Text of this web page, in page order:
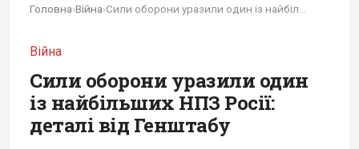
Головна›Війна›
Війна
Сили оборони уразили один
із найбільших НПЗ Росії:
деталі від Генштабу